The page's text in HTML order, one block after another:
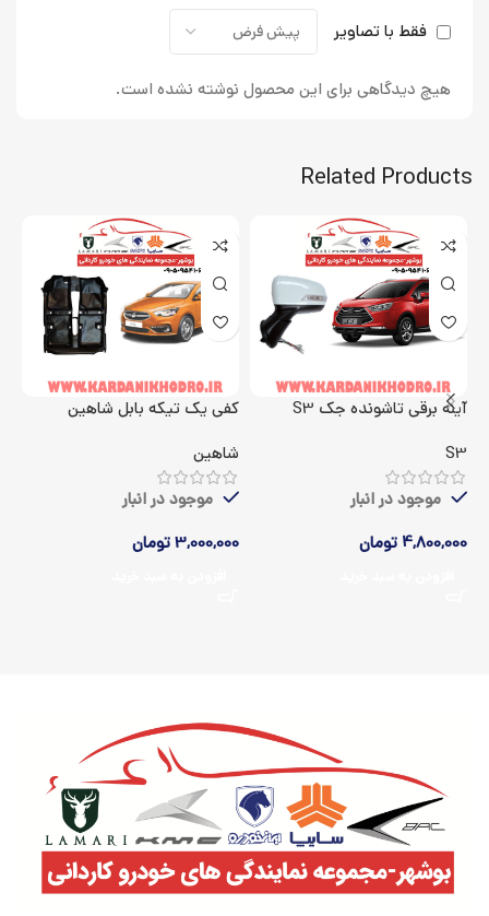
فقط با تصاویر
هیچ دیدگاهی برای این محصول نوشته نشده است.
Related Products
آینه برقی تاشونده جک S3
S3
موجود در انبار
4,800,000 تومان
کفی یک تیکه بابل شاهین
شاهین
موجود در انبار
3,000,000تومان